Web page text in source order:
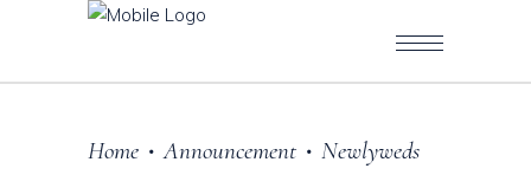
Home • Announcement • Newlyweds